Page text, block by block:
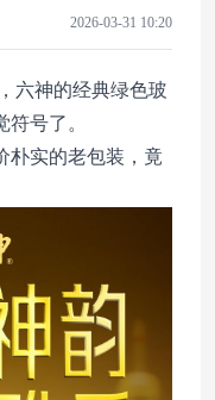
2026-03-31 10:20
六神的经典绿色玻
号了。
朴实的老包装，竟